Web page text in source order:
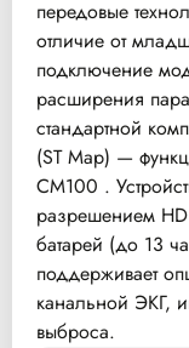
передовые
отличие от
подключение
расширения
стандартной
(ST Map) —
CM100 .
разрешением
батарей (до 13
поддерживает
канальной ЭКГ,
выброса.